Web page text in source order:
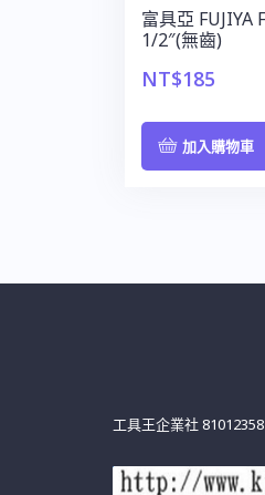
富具亞 FUJIYA
1/2″(無齒)
NT$185
加入購物車
工具王企業社 81012358